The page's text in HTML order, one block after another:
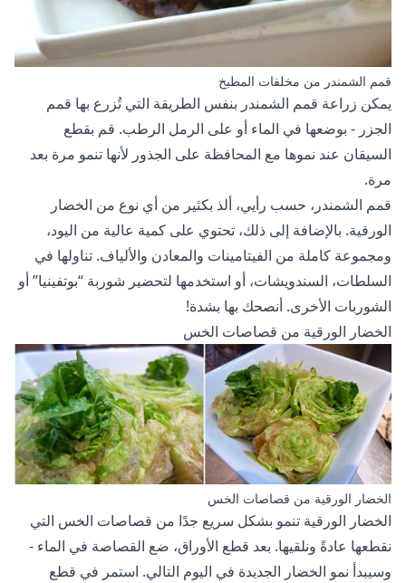
قمم الشمندر من مخلفات المطبخ
يمكن زراعة قمم الشمندر بنفس الطريقة التي تُزرع بها قمم
الجزر - بوضعها في الماء أو على الرمل الرطب. قم بقطع
السيقان عند نموها مع المحافظة على الجذور لأنها تنمو مرة بعد
مرة.
قمم الشمندر، حسب رأيي، ألذ بكثير من أي نوع من الخضار
الورقية. بالإضافة إلى ذلك، تحتوي على كمية عالية من اليود،
ومجموعة كاملة من الفيتامينات والمعادن والألياف. تناولها في
السلطات، السندويشات، أو استخدمها لتحضير شوربة “بوتفينيا” أو
الشوربات الأخرى. أنصحك بها بشدة!
الخضار الورقية من قصاصات الخس
الخضار الورقية من قصاصات الخس
الخضار الورقية تنمو بشكل سريع جدًا من قصاصات الخس التي
نقطعها عادةً ونلقيها. بعد قطع الأوراق، ضع القصاصة في الماء -
وسيبدأ نمو الخضار الجديدة في اليوم التالي. استمر في قطع